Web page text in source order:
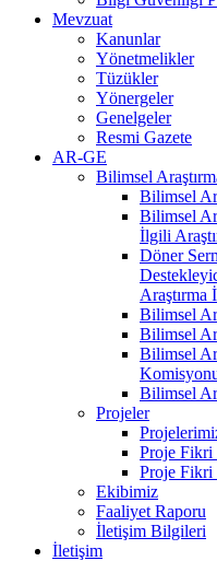
Mevzuat
Kanunlar
Yönetmelikler
Tüzükler
Yönergeler
Genelgeler
Resmi Gazete
AR-GE
Bilimsel
Bilimsel
Bilimsel
İlgili
Döner
Araştırma
Bilimsel
Bilimsel
Bilimsel
Bilimsel
Projeler
Proje Fikri
Proje Fikri
Ekibimiz
Faaliyet Raporu
İletişim Bilgileri
İletişim